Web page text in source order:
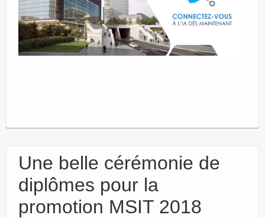
Une belle cérémonie de
diplômes pour la
promotion MSIT 2018